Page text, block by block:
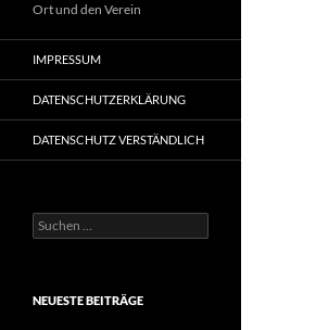
Ort und den Verein
IMPRESSUM
DATENSCHUTZERKLÄRUNG
DATENSCHUTZ VERSTÄNDLICH
Suchen
nach:
NEUESTE BEITRÄGE